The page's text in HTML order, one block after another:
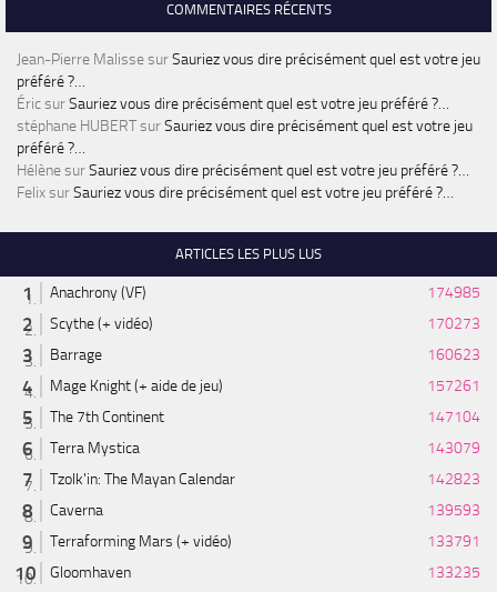
COMMENTAIRES RÉCENTS
Jean-Pierre MalissesurSauriez vous dire précisément quel est votre jeu
préféré ?…
ÉricsurSauriez vous dire précisément quel est votre jeu préféré ?…
stéphane HUBERTsurSauriez vous dire précisément quel est votre jeu
préféré ?…
HélènesurSauriez vous dire précisément quel est votre jeu préféré ?…
FelixsurSauriez vous dire précisément quel est votre jeu préféré ?…
ARTICLES LES PLUS LUS
Anachrony (VF)
174985
Scythe (+ vidéo)
170273
Barrage
160623
Mage Knight (+ aide de jeu)
157261
The 7th Continent
147104
Terra Mystica
143079
Tzolk'in: The Mayan Calendar
142823
Caverna
139593
Terraforming Mars (+ vidéo)
133791
Gloomhaven
133235